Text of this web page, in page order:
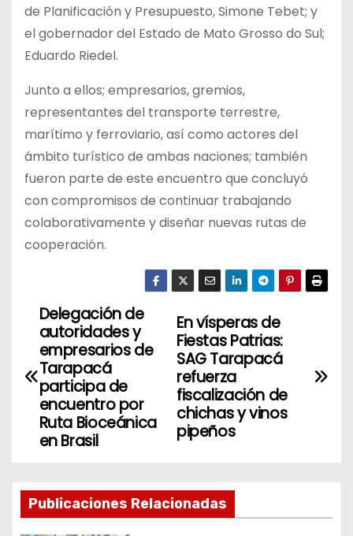
de Planificación y Presupuesto, Simone Tebet; y
el gobernador del Estado de Mato Grosso do Sul;
Eduardo Riedel.
Junto a ellos; empresarios, gremios,
representantes del transporte terrestre,
marítimo y ferroviario, así como actores del
ámbito turístico de ambas naciones; también
fueron parte de este encuentro que concluyó
con compromisos de continuar trabajando
colaborativamente y diseñar nuevas rutas de
cooperación.
N
v
a
c
En vísperas de
Fiestas Patrias:
SAG Tarapacá
refuerza
fiscalización de
chichas y vinos
pipeños
Delegación de
autoridades y
empresarios de
Tarapacá
participa de
encuentro por
Ruta Bioceánica
en Brasil
Publicaciones Relacionadas